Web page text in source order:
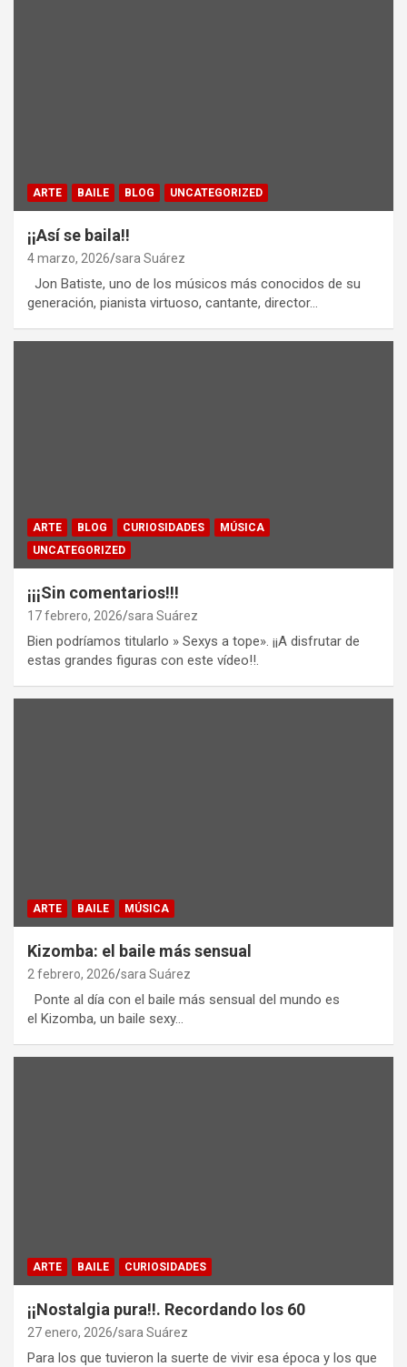
ARTE BAILE BLOG UNCATEGORIZED
¡¡Así se baila!!
4 marzo, 2026 sara Suárez
Jon Batiste, uno de los músicos más conocidos de su
generación, pianista virtuoso, cantante, director…
ARTE BLOG CURIOSIDADES
MÚSICA
UNCATEGORIZED
¡¡¡Sin comentarios!!!
17 febrero, 2026 sara Suárez
Bien podríamos titularlo » Sexys a tope». ¡¡A disfrutar de
estas grandes figuras con este vídeo!!.
ARTE BAILE MÚSICA
Kizomba: el baile más sensual
2 febrero, 2026 sara Suárez
Ponte al día con el baile más sensual del mundo es
el Kizomba, un baile sexy…
ARTE BAILE CURIOSIDADES
¡¡Nostalgia pura!!. Recordando los 60
27 enero, 2026 sara Suárez
Para los que tuvieron la suerte de vivir esa época y los que